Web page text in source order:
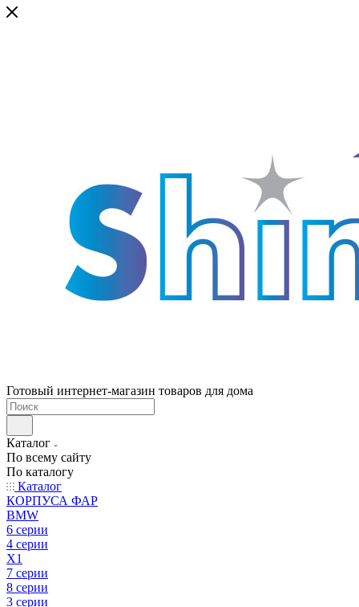
Готовый интернет-магазин товаров для дома
Каталог
По всему сайту
По каталогу
Каталог
КОРПУСА ФАР
BMW
6 серии
4 серии
X1
7 серии
8 серии
3 серии